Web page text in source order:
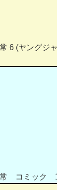
6 (ヤングジ
常 コミック